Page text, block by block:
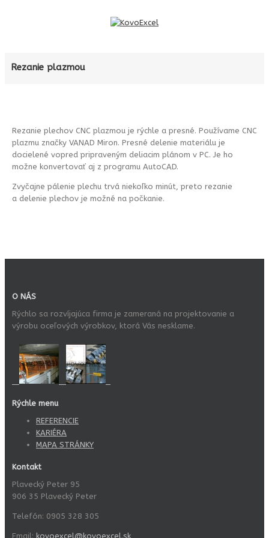
Rezanie plazmou
Rezanie plechov CNC plazmou je rýchle a presné. Používame CNC
plazmu značky VANAD Miron. Presné delenie materiálu je
docielené vopred pripraveným deliacim plánom v PC. Je ho
možne konvertovať aj z programu AutoCAD.
Zvyčajne pálenie plechu trvá niekoľko minút, preto rezanie
a delenie plechov je možné na počkanie.
O NÁS
Rýchlo sa rozvíjajúca firma je zameraná na projektovanie a
výrobu oceľových výrobkov, ktorá Vás nesklame.
Rýchle menu
REFERENCIE
KARIÉRA
MAPA STRÁNKY
Kontakt
Plavecký Peter 95
906 35 Plavecký Peter
Telefón: 0905 328 305
Email: kovoexcel@kovoexcel.sk